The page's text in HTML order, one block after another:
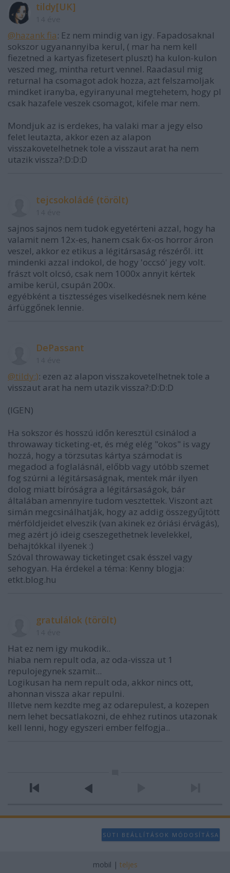
tildy[UK]
@hazank fia: Ez nem mindig van igy. Fapadosaknal
sokszor ugyanannyiba kerul, ( mar ha nem kell
fiezetned a kartyas fizetesert pluszt) ha kulon-kulon
veszed meg, mintha returt vennel. Raadasul mig
returnal ha csomagot adok hozza, azt felszamoljak
mindket iranyba, egyiranyunal megtehetem, hogy pl
csak hazafele veszek csomagot, kifele mar nem.
Mondjuk az is erdekes, ha valaki mar a jegy elso
felet leutazta, akkor ezen az alapon
visszakovetelhetnek tole a visszaut arat ha nem
utazik vissza?:D:D:D
tejcsokoládé (törölt)
sajnos sajnos nem tudok egyetérteni azzal, hogy ha
valamit nem 12x-es, hanem csak 6x-os horror áron
veszel, akkor ez etikus a légitársaság részéről. itt
mindenki azzal indokol, de hogy 'occsó' jegy volt.
frászt volt olcsó, csak nem 1000x annyit kértek
amibe kerül, csupán 200x.
egyébként a tisztességes viselkedésnek nem kéne
árfüggőnek lennie.
DePassant
@tildy:): ezen az alapon visszakovetelhetnek tole a
visszaut arat ha nem utazik vissza?:D:D:D
(IGEN)
Ha sokszor és hosszú időn keresztül csinálod a
throwaway ticketing-et, és még elég "okos" is vagy
hozzá, hogy a törzsutas kártya számodat is
megadod a foglalásnál, előbb vagy utóbb szemet
fog szúrni a légitársaságnak, mentek már ilyen
dolog miatt bíróságra a légitársaságok, bár
általában amennyire tudom vesztettek. Viszont azt
simán megcsinálhatják, hogy az addig összegyűjtött
mérföldjeidet elveszik (van akinek ez óriási érvágás),
meg azért jó ideig cseszegethetnek levelekkel,
behajtókkal ilyenek :)
Szóval throwaway ticketinget csak ésszel vagy
sehogyan. Ha érdekel a téma: Kenny blogja:
etkt.blog.hu
gratulálok (törölt)
Hat ez nem igy mukodik..
hiaba nem repult oda, az oda-vissza ut 1
repulojegynek szamit...
Logikusan ha nem repult oda, akkor nincs ott,
ahonnan vissza akar repulni.
Illetve nem kezdte meg az odarepulest, a kozepen
nem lehet becsatlakozni, de ehhez rutinos utazonak
kell lenni, hogy egyszeri ember felfogja..
SÜTI BEÁLLÍTÁSOK MÓDOSÍTÁSA
mobil | teljes